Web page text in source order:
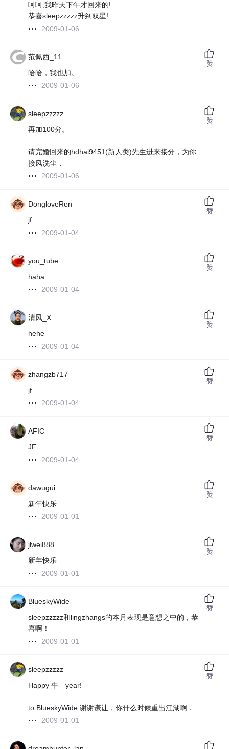
呵呵,我昨天下午才回来的!
恭喜sleepzzzzz升到双星!
2009-01-06
范佩西_11
哈哈，我也加。
2009-01-06
赞
sleepzzzzz
再加100分。
请完婚回来的hdhai9451(新人类)先生进来接分，为你
接风洗尘．
2009-01-06
赞
DongloveRen
jf
2009-01-04
赞
you_tube
haha
2009-01-04
赞
清风_X
hehe
2009-01-04
赞
zhangzb717
jf
2009-01-04
赞
AFIC
JF
2009-01-04
赞
dawugui
新年快乐
2009-01-01
赞
jlwei888
新年快乐
2009-01-01
赞
BlueskyWide
sleepzzzzz和lingzhangs的本月表现是意想之中的，恭
喜啊！
2009-01-01
赞
sleepzzzzz
Happy 牛 year!
to:BlueskyWide 谢谢谦让，你什么时候重出江湖啊．
2009-01-01
赞